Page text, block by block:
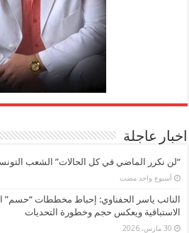
اخبار عاجلة
“لن نكرر الماضي في كل الحالات” الشعب
‏أسبوع واحد مضت
النائب ياسر الحفناوي: إحباط مخططات “حسم”
الاستباقية ويعكس حجم وخطورة التحديات
30 مارس، 2026